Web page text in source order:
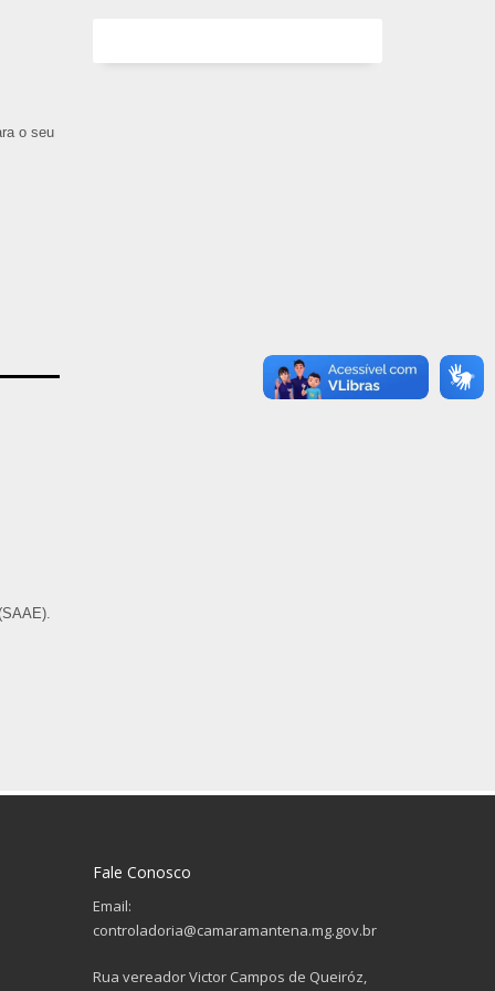
o seu
Fale Conosco
Email:
controladoria@camaramantena.mg.gov.br
Rua vereador Victor Campos de Queiróz,